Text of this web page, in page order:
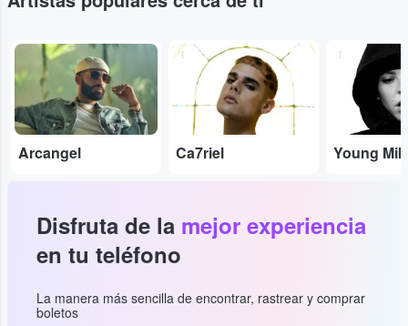
...
Arcangel
...
Ca7riel
...
Young
Disfruta de la mejor experiencia
en tu teléfono
La manera más sencilla de encontrar, rastrear y comprar
boletos